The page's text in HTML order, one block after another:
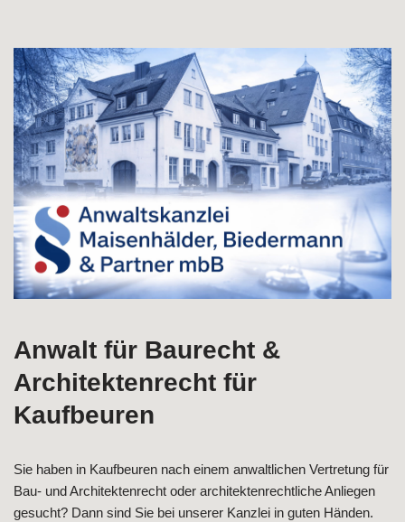
Jetzt Architektenrecht für Kaufbeuren auswählen bei
↗️Rechtsanwälte M, B & Partner und ✓Bauvertragsrecht,
Baurecht, Baumangel, Ingenieurrecht. ➡️ Rechtsanwälte M,
B & Partner, Ihr Rechtsanwalt bietet ✓Architektenrecht,
✓Bauvertragsrecht, ✓Baurecht, ✓Baumangel oder
✓Ingenieurrecht in Kaufbeuren. Maßgeschneiderte
Lösungen für Sie ✉.
Anwalt für Baurecht &
Architektenrecht für
Kaufbeuren
Sie haben in Kaufbeuren nach einem anwaltlichen Vertretung für
Bau- und Architektenrecht oder architektenrechtliche Anliegen
gesucht? Dann sind Sie bei unserer Kanzlei in guten Händen.